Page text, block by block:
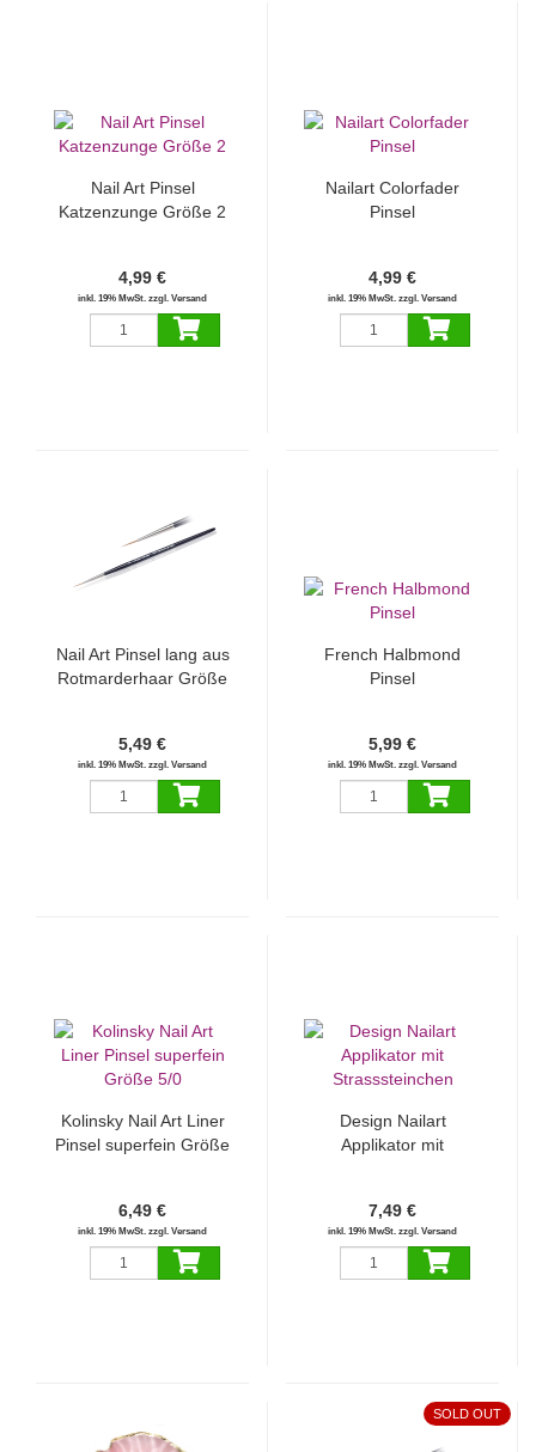
Nail Art Pinsel
Katzenzunge Größe 2
4,99 €
inkl. 19% MwSt. zzgl. Versand
Nailart Colorfader
Pinsel
4,99 €
inkl. 19% MwSt. zzgl. Versand
Nail Art Pinsel lang aus
Rotmarderhaar Größe
5,49 €
inkl. 19% MwSt. zzgl. Versand
French Halbmond
Pinsel
5,99 €
inkl. 19% MwSt. zzgl. Versand
Kolinsky Nail Art Liner
Pinsel superfein Größe
6,49 €
inkl. 19% MwSt. zzgl. Versand
Design Nailart
Applikator mit
7,49 €
inkl. 19% MwSt. zzgl. Versand
SOLD OUT